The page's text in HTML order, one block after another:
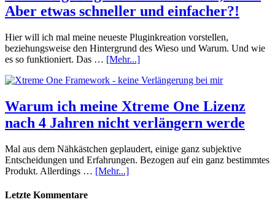
Aber etwas schneller und einfacher?!
Hier will ich mal meine neueste Pluginkreation vorstellen,
beziehungsweise den Hintergrund des Wieso und Warum. Und wie
es so funktioniert. Das … [Mehr...]
Warum ich meine Xtreme One Lizenz
nach 4 Jahren nicht verlängern werde
Mal aus dem Nähkästchen geplaudert, einige ganz subjektive
Entscheidungen und Erfahrungen. Bezogen auf ein ganz bestimmtes
Produkt. Allerdings … [Mehr...]
Letzte Kommentare